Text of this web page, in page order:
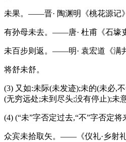
未果。——晋· 陶渊明《桃花源记》
有孙母未去。——唐· 杜甫《石壕
未百步则返。——明· 袁宏道《满
将舒未舒。
(3) 又如:未际(未发迹);未的(未必,
(无穷远处;未到尽头;没有停止);未
(4) (“未”字否定过去,“不”字否定
众宾未拾取矢。——《仪礼·乡射